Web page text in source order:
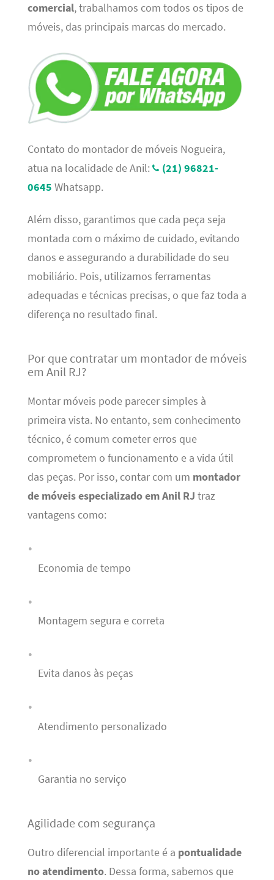
comercial, trabalhamos com todos os tipos de
móveis, das principais marcas do mercado.
Contato do montador de móveis Nogueira,
atua na localidade de Anil:
(21) 96821-
0645 Whatsapp.
Além disso, garantimos que cada peça seja
montada com o máximo de cuidado, evitando
danos e assegurando a durabilidade do seu
mobiliário. Pois, utilizamos ferramentas
adequadas e técnicas precisas, o que faz toda a
diferença no resultado final.
Por que contratar um montador de móveis
em Anil RJ?
Montar móveis pode parecer simples à
primeira vista. No entanto, sem conhecimento
técnico, é comum cometer erros que
comprometem o funcionamento e a vida útil
das peças. Por isso, contar com um montador
de móveis especializado em Anil RJ traz
vantagens como:
Economia de tempo
Montagem segura e correta
Evita danos às peças
Atendimento personalizado
Garantia no serviço
Agilidade com segurança
Outro diferencial importante é a pontualidade
no atendimento. Dessa forma, sabemos que